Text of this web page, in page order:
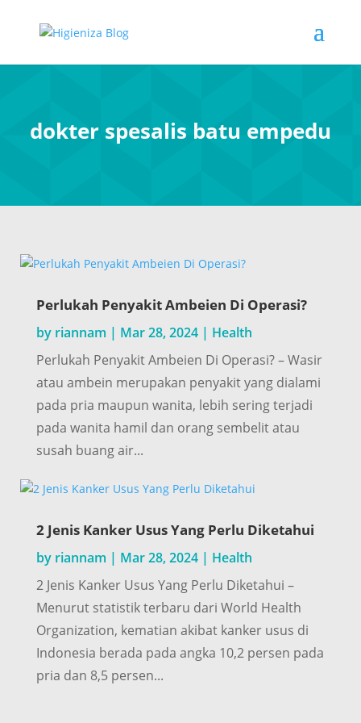
dokter spesalis batu empedu
Perlukah Penyakit Ambeien Di Operasi?
by riannam | Mar 28, 2024| Health
Perlukah Penyakit Ambeien Di Operasi? – Wasir
atau ambein merupakan penyakit yang dialami
pada pria maupun wanita, lebih sering terjadi
pada wanita hamil dan orang sembelit atau
susah buang air...
2 Jenis Kanker Usus Yang Perlu Diketahui
by riannam | Mar 28, 2024| Health
2 Jenis Kanker Usus Yang Perlu Diketahui –
Menurut statistik terbaru dari World Health
Organization, kematian akibat kanker usus di
Indonesia berada pada angka 10,2 persen pada
pria dan 8,5 persen...